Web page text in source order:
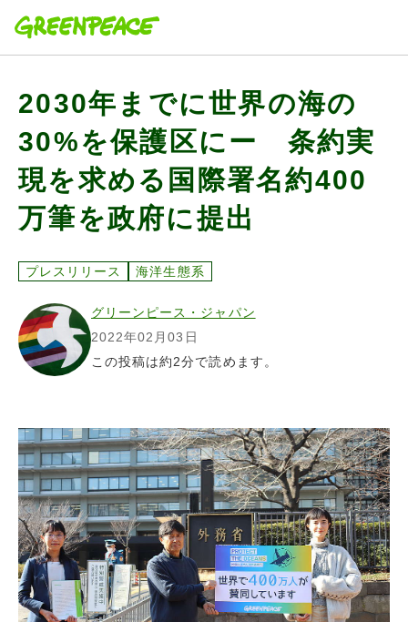
2030年までに世界の海の
30%を保護区にー 条約実
現を求める国際署名約400
万筆を政府に提出
プレスリリース 海洋生態系
グリーンピース・ジャパン
2022年02月03日
この投稿は約2分で読めます。